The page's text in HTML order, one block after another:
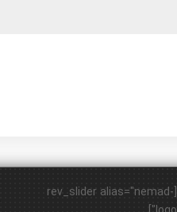
[rev_slider alias="nemad-